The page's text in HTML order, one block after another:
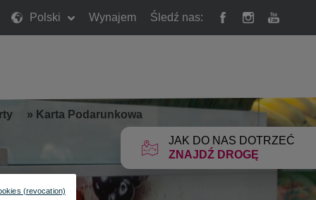
Polski Wynajem Śledź nas:
JAK DO NAS DOTRZEĆ
ZNAJDŹ DROGĘ
» Karta Podarunkowa
(revocation)